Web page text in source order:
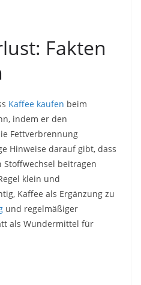
Fakten
Kaffee kaufen beim
indem er den
Fettverbrennung
Hinweise darauf gibt, dass
beitragen
klein und
Kaffee als Ergänzung zu
und regelmäßiger
als Wundermittel für